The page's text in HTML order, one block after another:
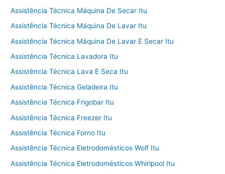
Assistência Técnica Máquina De Secar Itu
Assistência Técnica Máquina De Lavar Itu
Assistência Técnica Máquina De Lavar E Secar Itu
Assistência Técnica Lavadora Itu
Assistência Técnica Lava E Seca Itu
Assistência Técnica Geladeira Itu
Assistência Técnica Frigobar Itu
Assistência Técnica Freezer Itu
Assistência Técnica Forno Itu
Assistência Técnica Eletrodomésticos Wolf Itu
Assistência Técnica Eletrodomésticos Whirlpool Itu